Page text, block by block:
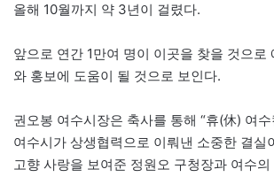
올해 10월까지 약 3년이 걸렸다.
앞으로 연간 1만여 명이 이곳을 찾을 것으로
와 홍보에 도움이 될 것으로 보인다.
권오봉 여수시장은 축사를 통해 “휴(休) 여
여수시가 상생협력으로 이뤄낸 소중한 결실
고향 사랑을 보여준 정원오 구청장과 여수